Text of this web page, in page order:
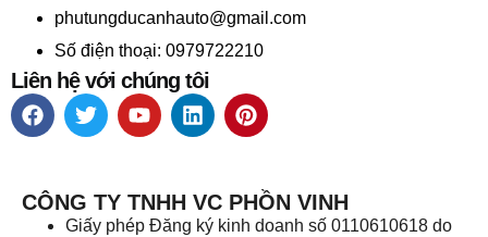
phutungducanhauto@gmail.com
Số điện thoại: 0979722210
Liên hệ với chúng tôi
CÔNG TY TNHH VC PHỒN VINH
Giấy phép Đăng ký kinh doanh số 0110610618 do